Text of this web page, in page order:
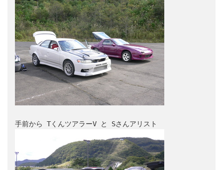
手前から TくんツアラーV と Sさんアリスト